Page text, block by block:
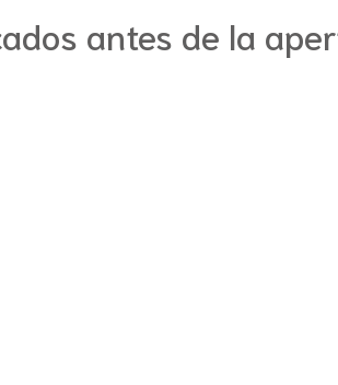
antes de la